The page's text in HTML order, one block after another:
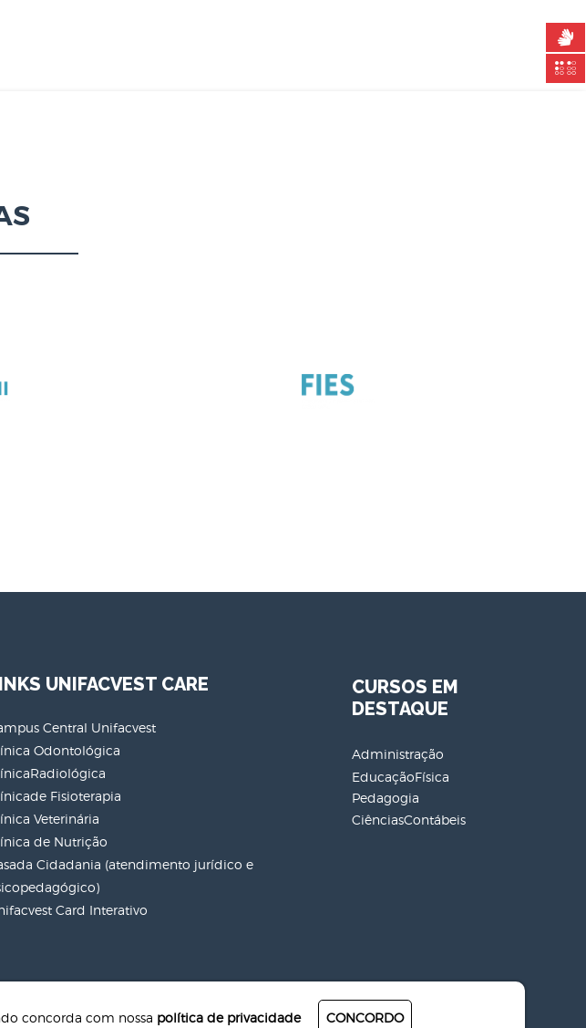
UNIFACVEST CARE
Central Unifacvest
Odontológica
Fisioterapia
Veterinária
de Nutrição
Cidadania (atendimento jurídico e
Card Interativo
CURSOS EM
DESTAQUE
Administração
EducaçãoFísica
Pedagogia
CiênciasContábeis
concorda com nossa política de privacidade CONCORDO